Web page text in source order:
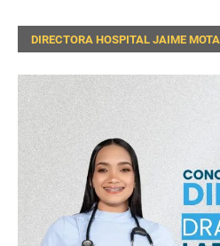
DIRECTORA HOSPITAL JAIME MOTA